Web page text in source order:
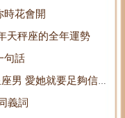
時花會開
天秤座的全年運勢
句話
男 愛她就要足夠信任
義詞